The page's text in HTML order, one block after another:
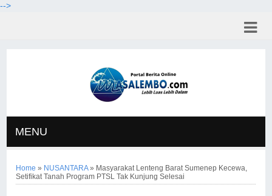
-->
MENU
Home » NUSANTARA» Masyarakat Lenteng Barat Sumenep Kecewa,
Setifikat Tanah Program PTSL Tak Kunjung Selesai